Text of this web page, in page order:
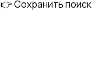
👉 Сохранить поиск